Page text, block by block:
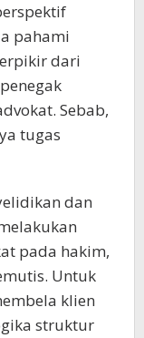
pahami
dari
Sebab,
tugas
dan
pada hakim,
Untuk
klien
struktur